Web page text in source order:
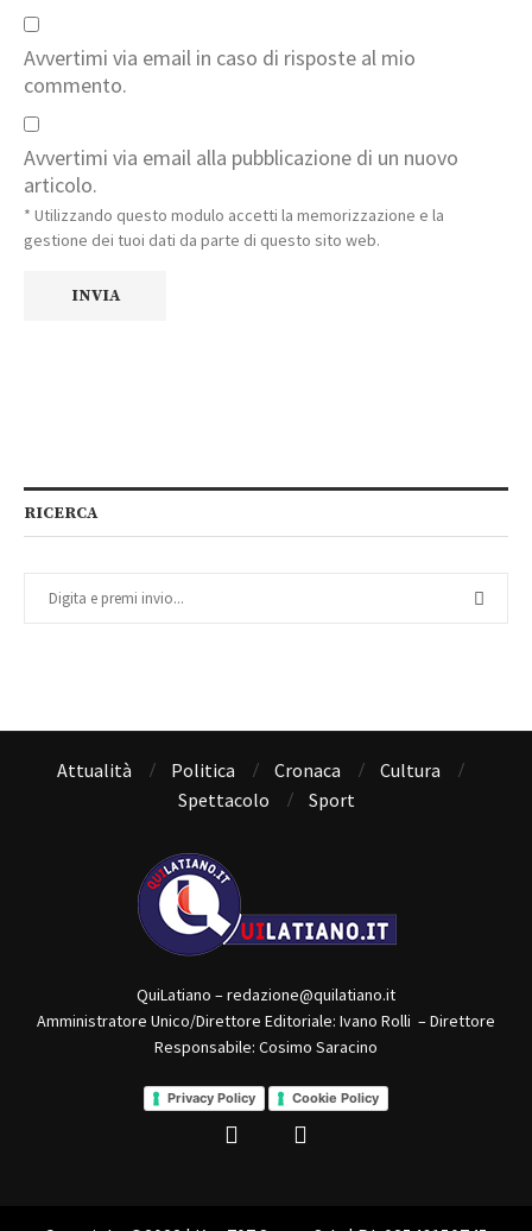
Avvertimi via email in caso di risposte al mio
commento.
Avvertimi via email alla pubblicazione di un nuovo
articolo.
* Utilizzando questo modulo accetti la memorizzazione e la
gestione dei tuoi dati da parte di questo sito web.
RICERCA
Attualità Politica Cronaca
Cultura
Spettacolo
Sport
QuiLatiano – redazione@quilatiano.it
Amministratore Unico/Direttore Editoriale: Ivano Rolli – Direttore
Responsabile: Cosimo Saracino
Privacy Policy Cookie Policy